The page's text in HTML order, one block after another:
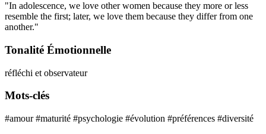
"In adolescence, we love other women because they more or less
resemble the first; later, we love them because they differ from one
another."
Tonalité Émotionnelle
réfléchi et observateur
Mots-clés
#amour#maturité #psychologie #évolution #préférences #diversité